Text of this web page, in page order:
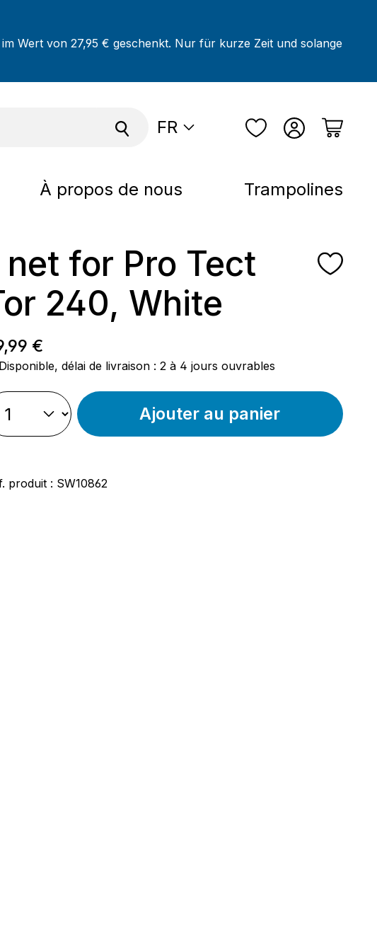
Wert von 27,95 € geschenkt. Nur für kurze Zeit und solange
FR
À propos de nous Trampolines
net for Pro Tect
240, White
régulier :
€
Disponible, délai de livraison : 2 à 4 jours ouvrables
Ajouter au panier
produit : SW10862